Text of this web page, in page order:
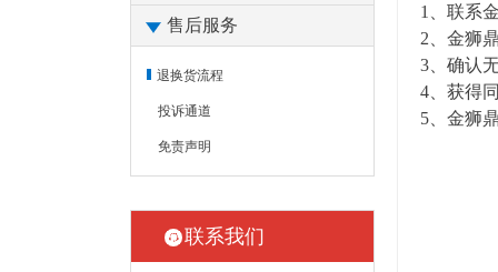
售后服务
退换货流程
投诉通道
免责声明
联系我们
1、联系
2、金狮
3、确认
4、获得
5、金狮